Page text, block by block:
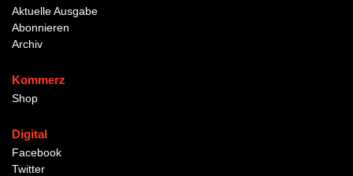
Aktuelle Ausgabe
Abonnieren
Archiv
Kommerz
Shop
Digital
Facebook
Twitter